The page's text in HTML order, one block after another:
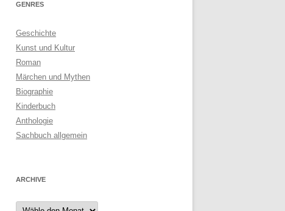
GENRES
Geschichte
Kunst und Kultur
Roman
Märchen und Mythen
Biographie
Kinderbuch
Anthologie
Sachbuch allgemein
ARCHIVE
Archive